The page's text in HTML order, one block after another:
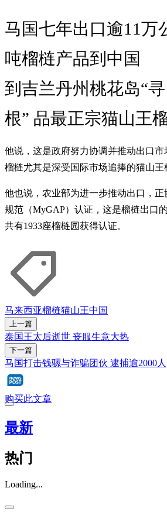
马国七年出口逾11万
吨榴梿产品到中国
到吉兰丹州桃花岛“寻
根” 品最正宗猫山王
他说，这是政府努力协调并推动出口
榴梿尤其是深受国际市场追捧的猫山王
他也说，农业部为进一步推动出口，
规范（MyGAP）认证，这是榴梿出口
共有1933座榴梿园获得认证。
马来西亚榴梿猫山王中国
上一篇
泰国王太后逝世 丧服生意大热
下一篇
马国打击钱骡与诈骗团伙 逮捕逾2000人
购买此文章
最新
热门
Loading...